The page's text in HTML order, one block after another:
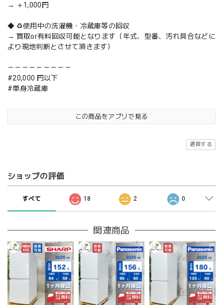
→ ＋1,000円
◆ ♻️使用中の洗濯機・冷蔵庫等の回収
→ 買取or有料回収可能となります（年式、型番、汚れ具合などに
より現地判断とさせて頂きます）
－－－－－－－－－
#20,000 円以下
#単身冷蔵庫
この商品をアプリで見る
通報する
ショップの評価
すべて 18 2 0
関連商品